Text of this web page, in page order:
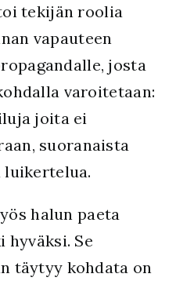
tekijän roolia
vapauteen
josta
varoitetaan:
joita ei
suoranaista
luikertelua.
halun paeta
Se
täytyy kohdata on